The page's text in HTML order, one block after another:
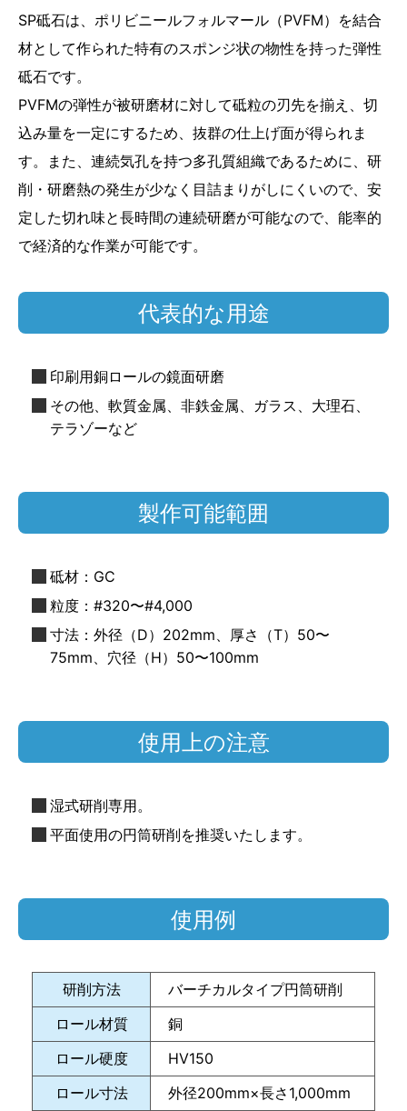
SP砥石は、ポリビニールフォルマール（PVFM）を結合
材として作られた特有のスポンジ状の物性を持った弾性
砥石です。
PVFMの弾性が被研磨材に対して砥粒の刃先を揃え、切
込み量を一定にするため、抜群の仕上げ面が得られま
す。また、連続気孔を持つ多孔質組織であるために、研
削・研磨熱の発生が少なく目詰まりがしにくいので、安
定した切れ味と長時間の連続研磨が可能なので、能率的
で経済的な作業が可能です。
代表的な用途
印刷用銅ロールの鏡面研磨
その他、軟質金属、非鉄金属、ガラス、大理石、
テラゾーなど
製作可能範囲
砥材：GC
粒度：#320〜#4,000
寸法：外径（D）202mm、厚さ（T）50〜
75mm、穴径（H）50〜100mm
使用上の注意
湿式研削専用。
平面使用の円筒研削を推奨いたします。
使用例
研削方法 バーチカルタイプ円筒研削
ロール材質 銅
ロール硬度 HV150
ロール寸法 外径200mm×長さ1,000mm